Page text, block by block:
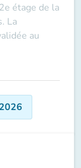
étage de la
La
au